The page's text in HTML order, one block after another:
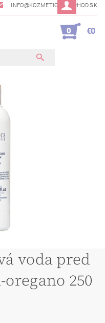
INFO@KOZMETICKYOBCHOD.SK
0 €0
voda pred
250